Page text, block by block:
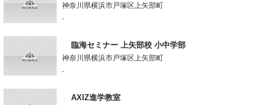
神奈川県横浜市戸塚区上矢部町
-
臨海セミナー 上矢部校 小中学部
神奈川県横浜市戸塚区上矢部町
-
AXIZ進学教室